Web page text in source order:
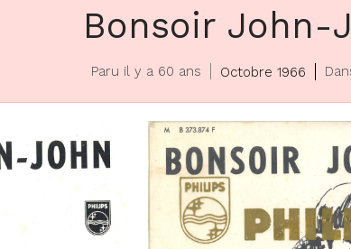
Bonsoir John-
Paru il y a 60 ans Octobre 1966